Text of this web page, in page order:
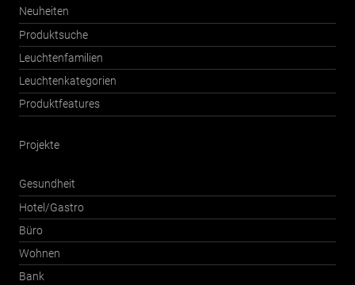
Neuheiten
Produktsuche
Leuchtenfamilien
Leuchtenkategorien
Produktfeatures
Projekte
Gesundheit
Hotel/Gastro
Büro
Wohnen
Bank